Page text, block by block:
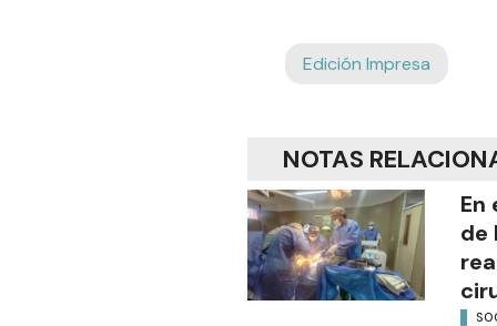
Edición Impresa
NOTAS
En
de